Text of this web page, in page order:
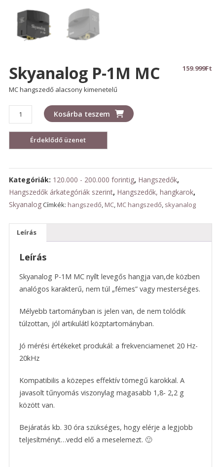
Skyanalog P-1M MC 159.999Ft
MC hangszedő alacsony kimenetelű
Skyanalog
P-
1M
Kosárba teszem
Kategóriák: 120.000 - 200.000 forintig, Hangszedők,
Hangszedők árkategóriák szerint, Hangszedők, hangkarok,
SkyanalogCímkék: hangszedő, MC, MC hangszedő, skyanalog
Leírás
Leírás
Skyanalog P-1M MC nyílt levegős hangja van,de közben
analógos karakterű, nem túl „fémes” vagy mesterséges.
Mélyebb tartományban is jelen van, de nem tolódik
túlzottan, jól artikulátl közptartományban.
Jó mérési értékeket produkál: a frekvenciamenet 20 Hz-
20kHz
Kompatibilis a közepes effektív tömegű karokkal. A
javasolt tűnyomás viszonylag magasabb 1,8- 2,2 g
között van.
Bejáratás kb. 30 óra szükséges, hogy elérje a legjobb
teljesítményt…vedd elő a meselemezt. 🙂